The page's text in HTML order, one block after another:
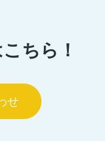
ちら！
せ